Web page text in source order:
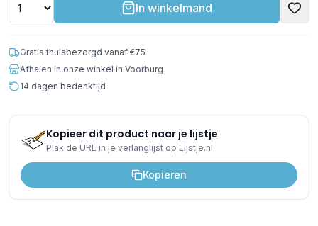
In winkelmand
Gratis thuisbezorgd vanaf €75
Afhalen in onze winkel in Voorburg
14 dagen bedenktijd
Kopieer dit product naar je lijstje
Plak de URL in je verlanglijst op Lijstje.nl
Kopieren